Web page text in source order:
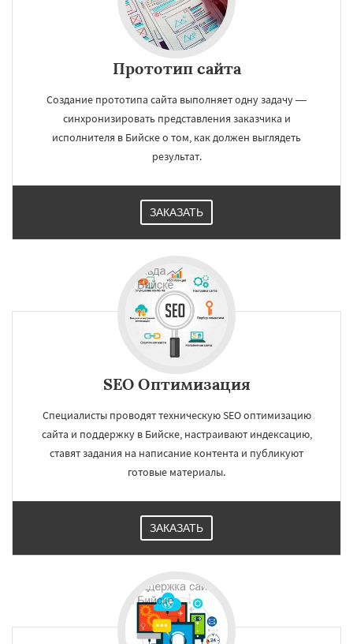
Прототип сайта
Создание прототипа сайта выполняет одну задачу —
синхронизировать представления заказчика и
исполнителя в Бийске о том, как должен выглядеть
результат.
ЗАКАЗАТЬ
SEO Оптимизация
Специалисты проводят техническую SEO оптимизацию
сайта и поддержку в Бийске, настраивают индексацию,
ставят задания на написание контента и публикуют
готовые материалы.
ЗАКАЗАТЬ